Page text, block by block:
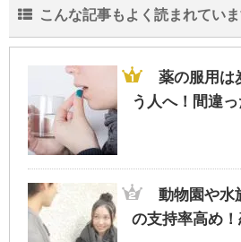
こんな記事もよく読まれてい
薬の服用は
う人へ！間違
動物園や水
の支持率高め！